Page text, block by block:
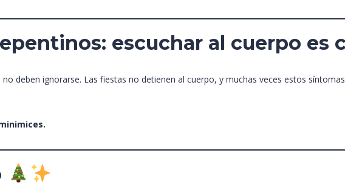
escuchar al cuerpo es
deben ignorarse. Las fiestas no detienen al cuerpo, y muchas veces estos